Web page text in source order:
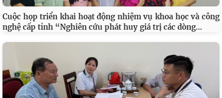
Cuộc họp triển khai hoạt động nhiệm vụ khoa học và công
nghệ cấp tỉnh “Nghiên cứu phát huy giá trị các dòng…